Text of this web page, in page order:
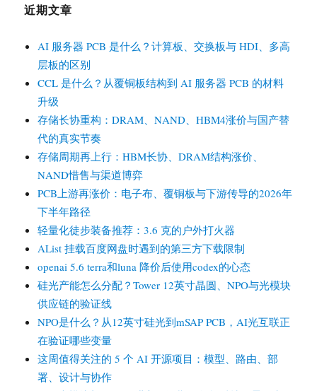
近期文章
AI 服务器 PCB 是什么？计算板、交换板与 HDI、多高
层板的区别
CCL 是什么？从覆铜板结构到 AI 服务器 PCB 的材料
升级
存储长协重构：DRAM、NAND、HBM4涨价与国产替
代的真实节奏
存储周期再上行：HBM长协、DRAM结构涨价、
NAND惜售与渠道博弈
PCB上游再涨价：电子布、覆铜板与下游传导的2026年
下半年路径
轻量化徒步装备推荐：3.6 克的户外打火器
AList 挂载百度网盘时遇到的第三方下载限制
openai 5.6 terra和luna 降价后使用codex的心态
硅光产能怎么分配？Tower 12英寸晶圆、NPO与光模块
供应链的验证线
NPO是什么？从12英寸硅光到mSAP PCB，AI光互联正
在验证哪些变量
这周值得关注的 5 个 AI 开源项目：模型、路由、部
署、设计与协作